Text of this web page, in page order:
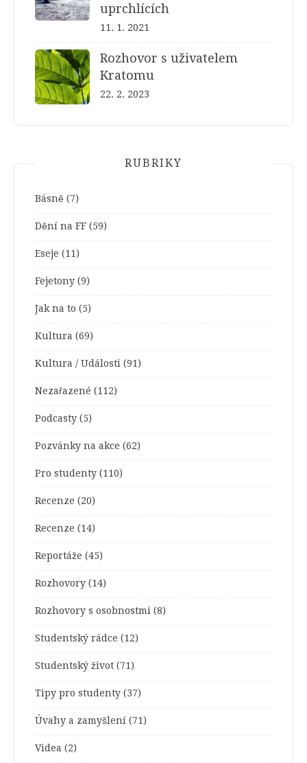
uprchlících
11. 1. 2021
Rozhovor s uživatelem
Kratomu
22. 2. 2023
RUBRIKY
Básně (7)
Dění na FF (59)
Eseje (11)
Fejetony (9)
Jak na to (5)
Kultura (69)
Kultura / Události (91)
Nezařazené (112)
Podcasty (5)
Pozvánky na akce (62)
Pro studenty (110)
Recenze (20)
Recenze (14)
Reportáže (45)
Rozhovory (14)
Rozhovory s osobnostmi (8)
Studentský rádce (12)
Studentský život (71)
Tipy pro studenty (37)
Úvahy a zamyšlení (71)
Videa (2)